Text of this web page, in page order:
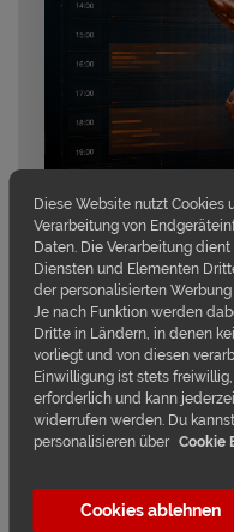
Diese Website nutzt Cookies
Verarbeitung von
Daten. Die Verarbeitung
Diensten und Elementen
der personalisierten
Je nach Funktion werden
Dritte in Ländern, in denen
vorliegt und von diesen
Einwilligung ist stets
erforderlich und kann
widerrufen werden. Du
personalisieren über Cookie
Cookies ablehnen